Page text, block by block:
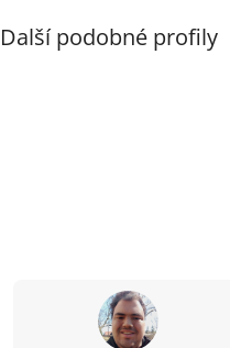
Další podobné profily